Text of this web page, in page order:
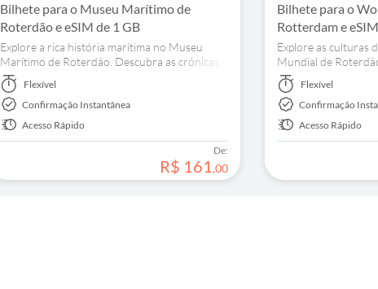
Bilhete para o Museu Marítimo de
Roterdão e eSIM de 1 GB
Explore a rica história marítima no Museu
Marítimo de Roterdão. Descubra as crónicas
da navegação holandesa e admire navios
históricos.
Flexível
Confirmação Instantânea
Acesso Rápido
De:
R$ 161,00
Bilhete para o
Rotterdam e
Explore as culturas
Mundial de
sobre tradições,
cultural.Flexível
Confirmação
Acesso Rápido